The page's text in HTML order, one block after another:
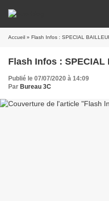
Accueil » Flash Infos : SPECIAL
Flash Infos : SPECIAL
Publié le 07/07/2020 à 14:09
Par Bureau 3C